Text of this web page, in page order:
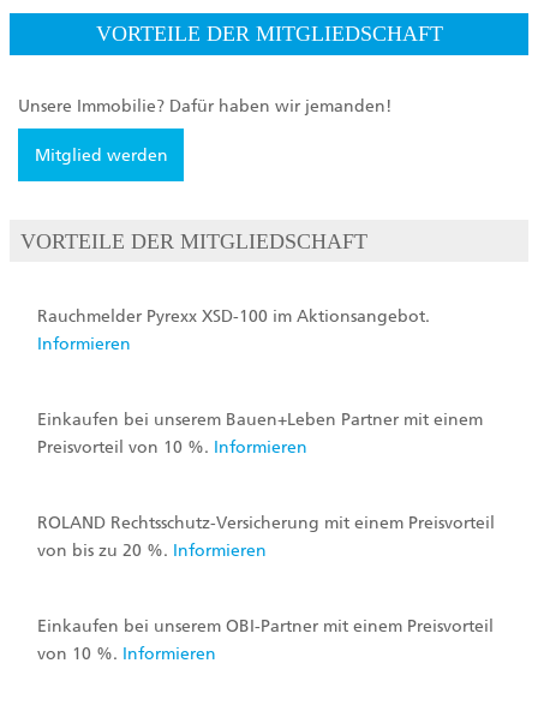
VORTEILE DER MITGLIEDSCHAFT
Unsere Immobilie? Dafür haben wir jemanden!
Mitglied werden
VORTEILE DER MITGLIEDSCHAFT
Rauchmelder Pyrexx XSD-100 im Aktionsangebot.
Informieren
Einkaufen bei unserem Bauen+Leben Partner mit einem
Preisvorteil von 10 %. Informieren
ROLAND Rechtsschutz-Versicherung mit einem Preisvorteil
von bis zu 20 %. Informieren
Einkaufen bei unserem OBI-Partner mit einem Preisvorteil
von 10 %. Informieren